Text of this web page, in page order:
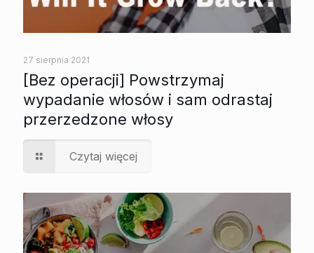
27 sierpnia 2021
[Bez operacji] Powstrzymaj
wypadanie włosów i sam odrastaj
przerzedzone włosy
Czytaj więcej